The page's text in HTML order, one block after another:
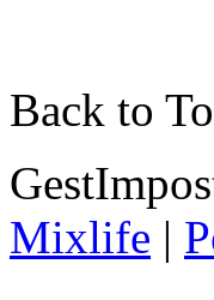
Back to
Mixlife |